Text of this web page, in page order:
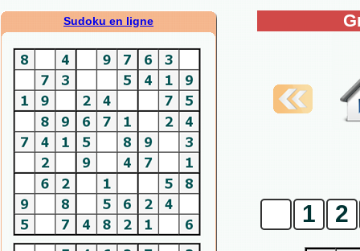
Sudoku en ligne
1 2